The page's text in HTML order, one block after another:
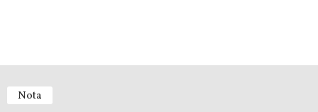
Nota